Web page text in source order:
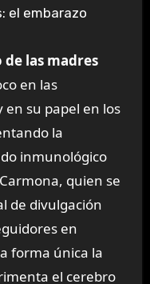
el embarazo
de las madres
en las
su papel en los
la
inmunológico
quien se
de divulgación
en
forma única la
el cerebro